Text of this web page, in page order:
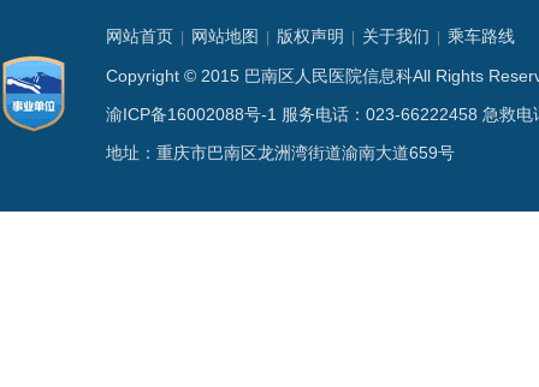
网站首页 网站地图 版权声明 关于我们 乘车路线
Copyright © 2015 巴南区人民医院信息科All Rights
渝ICP备16002088号-1 服务电话：023-66222458 急救
地址：重庆市巴南区龙洲湾街道渝南大道659号